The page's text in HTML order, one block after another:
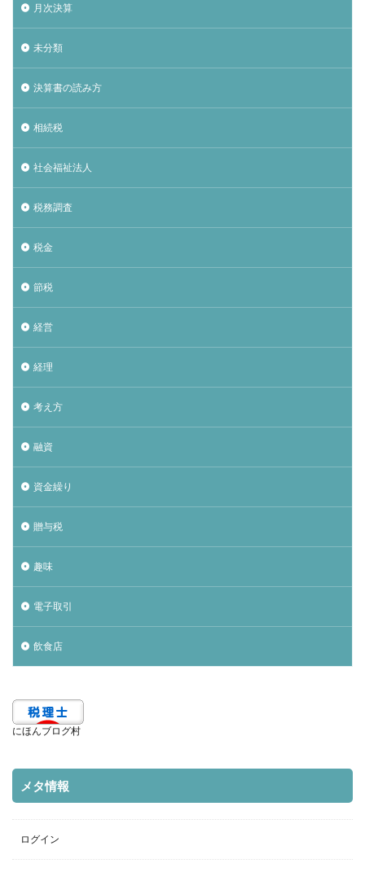
月次決算
未分類
決算書の読み方
相続税
社会福祉法人
税務調査
税金
節税
経営
経理
考え方
融資
資金繰り
贈与税
趣味
電子取引
飲食店
にほんブログ村
メタ情報
ログイン